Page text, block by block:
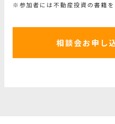
※参加者には不動産投資の書籍を
相談会お申し